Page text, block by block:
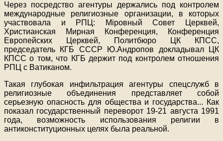
Через посредство агентуры держались под контролем
международные религиозные организации, в которых
участвовала и РПЦ: Мiровный Совет Церквей,
Христианская Мирная Конференция, Конференция
Европейских Церквей, Политбюро ЦК КПСС,
председатель КГБ СССР Ю.Андропов докладывал ЦК
КПСС о том, что КГБ держит под контролем отношения
РПЦ с Ватиканом.
Такая глубокая инфильтрация агентуры спецслужб в
религиозные объединения представляет собой
серьезную опасность для общества и государства... Как
показал государственный переворот 19-21 августа 1991
года, возможность использования религии в
антиконституционных целях была реальной.